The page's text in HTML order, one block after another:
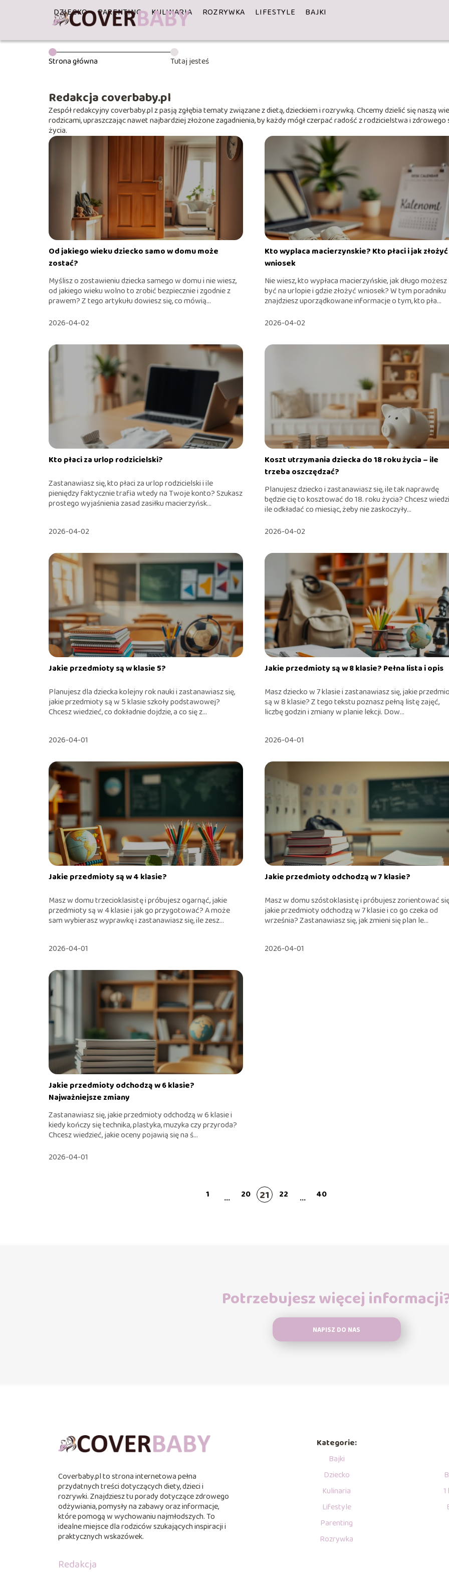
DZIECKO PARENTING KULINARIA ROZRYWKA LIFESTYLE BAJKI
Strona główna Tutaj jesteś
Redakcja coverbaby.pl
Zespół redakcyjny coverbaby.pl z pasją zgłębia tematy związane z dietą, dzieckiem i rozrywką. Chcemy dzielić się naszą
rodzicami, upraszczając nawet najbardziej złożone zagadnienia, by każdy mógł czerpać radość z rodzicielstwa i
życia.
Od jakiego wieku dziecko samo w domu może
zostać?
Myślisz o zostawieniu dziecka samego w domu i nie wiesz,
od jakiego wieku wolno to zrobić bezpiecznie i zgodnie z
prawem? Z tego artykułu dowiesz się, co mówią...
2026-04-02
Kto wyplaca macierzynskie? Kto płaci i jak złożyć
wniosek
Nie wiesz, kto wypłaca macierzyńskie, jak długo możesz
być na urlopie i gdzie złożyć wniosek? W tym poradniku
znajdziesz uporządkowane informacje o tym, kto pła...
2026-04-02
Kto płaci za urlop rodzicielski?
Zastanawiasz się, kto płaci za urlop rodzicielski i ile
pieniędzy faktycznie trafia wtedy na Twoje konto? Szukasz
prostego wyjaśnienia zasad zasiłku macierzyńsk...
2026-04-02
Koszt utrzymania dziecka do 18 roku życia – ile
trzeba oszczędzać?
Planujesz dziecko i zastanawiasz się, ile tak naprawdę
będzie cię to kosztować do 18. roku życia? Chcesz
ile odkładać co miesiąc, żeby nie zaskoczyły...
2026-04-02
Jakie przedmioty są w klasie 5?
Planujesz dla dziecka kolejny rok nauki i zastanawiasz się,
jakie przedmioty są w 5 klasie szkoły podstawowej?
Chcesz wiedzieć, co dokładnie dojdzie, a co się z...
2026-04-01
Jakie przedmioty są w 8 klasie? Pełna lista i opis
Masz dziecko w 7 klasie i zastanawiasz się, jakie
są w 8 klasie? Z tego tekstu poznasz pełną listę zajęć,
liczbę godzin i zmiany w planie lekcji. Dow...
2026-04-01
Jakie przedmioty są w 4 klasie?
Masz w domu trzecioklasistę i próbujesz ogarnąć, jakie
przedmioty są w 4 klasie i jak go przygotować? A może
sam wybierasz wyprawkę i zastanawiasz się, ile zesz...
2026-04-01
Jakie przedmioty odchodzą w 7 klasie?
Masz w domu szóstoklasistę i próbujesz zorientować
jakie przedmioty odchodzą w 7 klasie i co go czeka od
września? Zastanawiasz się, jak zmieni się plan le...
2026-04-01
Jakie przedmioty odchodzą w 6 klasie?
Najważniejsze zmiany
Zastanawiasz się, jakie przedmioty odchodzą w 6 klasie i
kiedy kończy się technika, plastyka, muzyka czy przyroda?
Chcesz wiedzieć, jakie oceny pojawią się na ś...
2026-04-01
1 ... 20 21 22 ... 40
Potrzebujesz więcej
NAPISZ DO NAS
Coverbaby.pl to strona internetowa pełna
przydatnych treści dotyczących diety, dzieci i
rozrywki. Znajdziesz tu porady dotyczące zdrowego
odżywiania, pomysły na zabawy oraz informacje,
które pomogą w wychowaniu najmłodszych. To
idealne miejsce dla rodziców szukających inspiracji i
praktycznych wskazówek.
Redakcja
Kategorie:
Bajki
Dziecko
Kulinaria
Lifestyle
Parenting
Rozrywka